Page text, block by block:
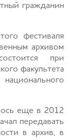
гражданин
фестиваля
архивом
при
факультета
еще в 2012
передавать
в архив, в